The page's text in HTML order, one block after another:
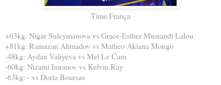
Time França
+63kg: Nigar Suleymanova vs Grace-Esther Mienandi Lalou
+81kg: Ramazan Ahmadov vs Matheo Akiana Mongo
-48kg: Aydan Valiyeva vs Mel Le Cam
-60kg: Nizami Imranov vs Kelvin Ray
-63kg: - vs Doria Boursas